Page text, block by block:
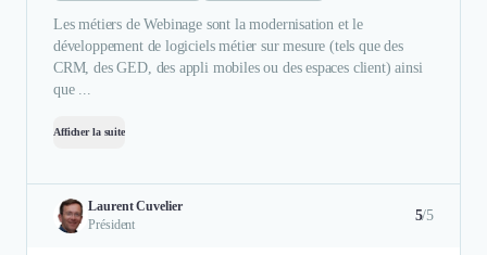
Les métiers de Webinage sont la modernisation et le
développement de logiciels métier sur mesure (tels que des
CRM, des GED, des appli mobiles ou des espaces client) ainsi
que ...
Afficher la suite
Laurent Cuvelier
Président
5/5